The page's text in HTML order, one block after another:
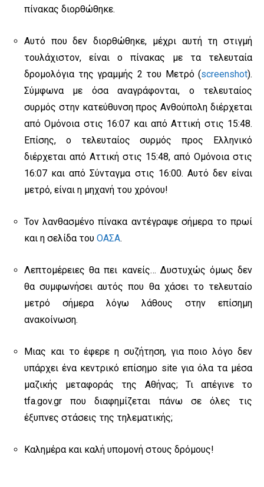
πίνακας διορθώθηκε.
Αυτό που δεν διορθώθηκε, μέχρι αυτή τη στιγμή
τουλάχιστον, είναι ο πίνακας με τα τελευταία
δρομολόγια της γραμμής 2 του Μετρό (screenshot).
Σύμφωνα με όσα αναγράφονται, ο τελευταίος
συρμός στην κατεύθυνση προς Ανθούπολη διέρχεται
από Ομόνοια στις 16:07 και από Αττική στις 15:48.
Επίσης, ο τελευταίος συρμός προς Ελληνικό
διέρχεται από Αττική στις 15:48, από Ομόνοια στις
16:07 και από Σύνταγμα στις 16:00. Αυτό δεν είναι
μετρό, είναι η μηχανή του χρόνου!
Τον λανθασμένο πίνακα αντέγραψε σήμερα το πρωί
και η σελίδα του ΟΑΣΑ.
Λεπτομέρειες θα πει κανείς… Δυστυχώς όμως δεν
θα συμφωνήσει αυτός που θα χάσει το τελευταίο
μετρό σήμερα λόγω λάθους στην επίσημη
ανακοίνωση.
Μιας και το έφερε η συζήτηση, για ποιο λόγο δεν
υπάρχει ένα κεντρικό επίσημο site για όλα τα μέσα
μαζικής μεταφοράς της Αθήνας; Τι απέγινε το
tfa.gov.gr που διαφημίζεται πάνω σε όλες τις
έξυπνες στάσεις της τηλεματικής;
Καλημέρα και καλή υπομονή στους δρόμους!